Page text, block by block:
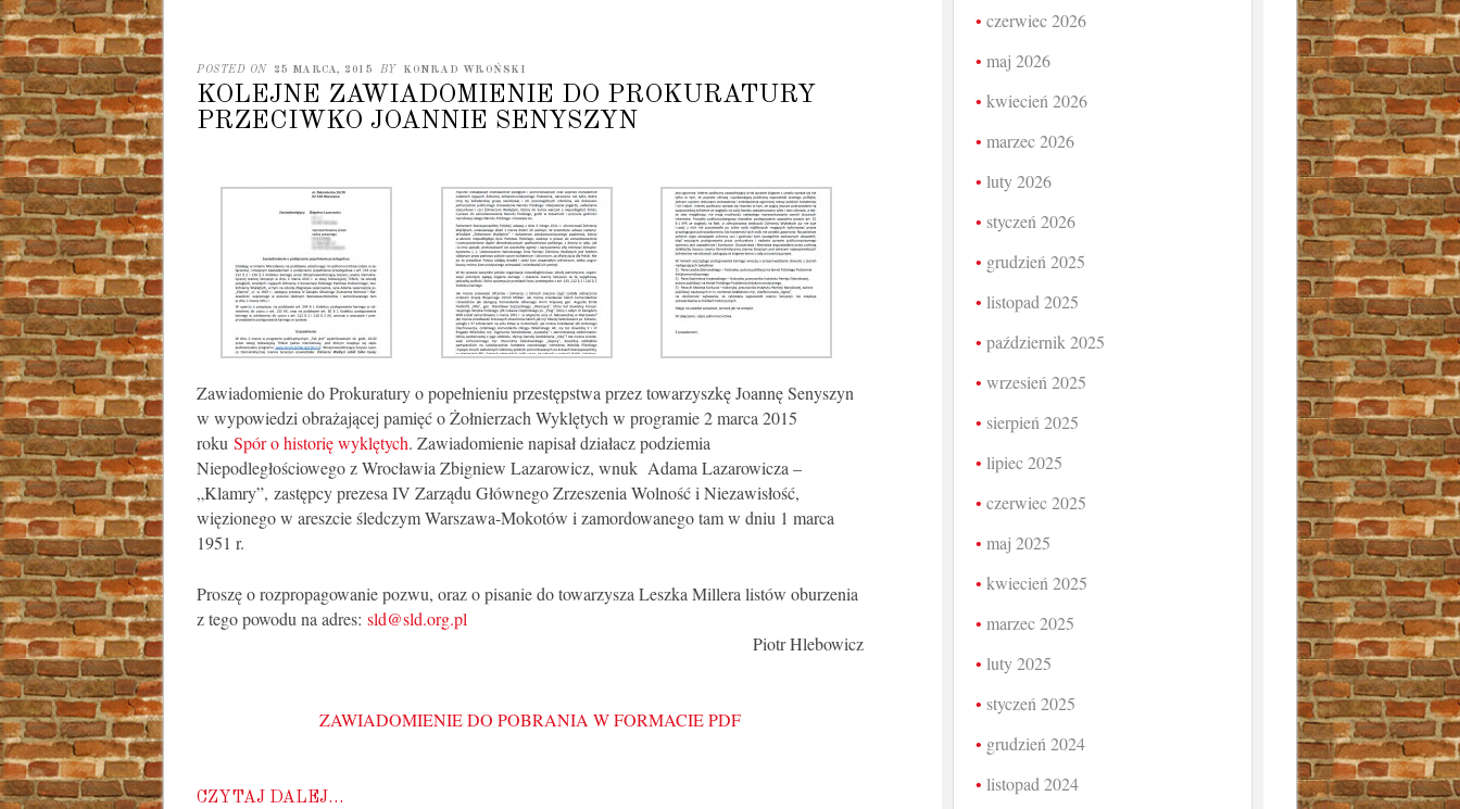
POSTED ON 25 MARCA, 2015 BY KONRAD WROŃSKI
KOLEJNE ZAWIADOMIENIE DO PROKURATURY
PRZECIWKO JOANNIE SENYSZYN
Zawiadomienie do Prokuratury o popełnieniu przestępstwa przez towarzyszkę Joannę Senyszyn
w wypowiedzi obrażającej pamięć o Żołnierzach Wyklętych w programie 2 marca 2015
roku Spór o historię wyklętych. Zawiadomienie napisał działacz podziemia
Niepodległościowego z Wrocławia Zbigniew Lazarowicz, wnuk Adama Lazarowicza –
„Klamry”, zastępcy prezesa IV Zarządu Głównego Zrzeszenia Wolność i Niezawisłość,
więzionego w areszcie śledczym Warszawa-Mokotów i zamordowanego tam w dniu 1 marca
1951 r.
Proszę o rozpropagowanie pozwu, oraz o pisanie do towarzysza Leszka Millera listów oburzenia
z tego powodu na adres: sld@sld.org.pl
Piotr Hlebowicz
ZAWIADOMIENIE DO POBRANIA W FORMACIE PDF
CZYTAJ DALEJ…
czerwiec 2026
maj 2026
kwiecień 2026
marzec 2026
luty 2026
styczeń 2026
grudzień 2025
listopad 2025
październik 2025
wrzesień 2025
sierpień 2025
lipiec 2025
czerwiec 2025
maj 2025
kwiecień 2025
marzec 2025
luty 2025
styczeń 2025
grudzień 2024
listopad 2024